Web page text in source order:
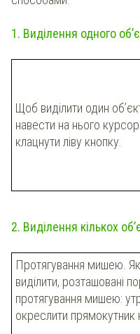
1. Виділення одного
Щоб виділити один
навести на нього
клацнути ліву кнопку.
2. Виділення кількох
Протягування мишею.
виділити, розташовані
протягування мишею:
окреслити прямокутник